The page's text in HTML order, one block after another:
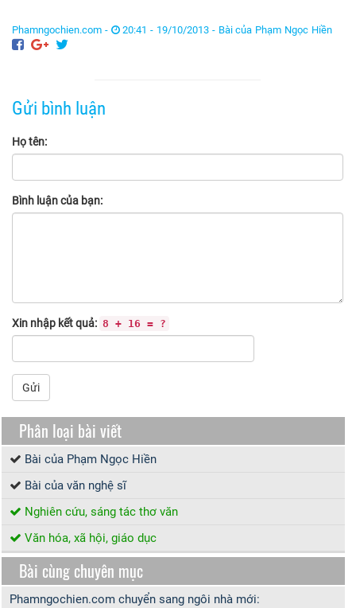
Phamngochien.com - 20:41 - 19/10/2013 - Bài của Phạm Ngọc Hiền
Gửi bình luận
Họ tên:
Bình luận của bạn:
Xin nhập kết quả: 8 + 16 = ?
Gửi
Phân loại bài viết
Bài của Phạm Ngọc Hiền
Bài của văn nghệ sĩ
Nghiên cứu, sáng tác thơ văn
Văn hóa, xã hội, giáo dục
Bài cùng chuyên mục
Phamngochien.com chuyển sang ngôi nhà mới: